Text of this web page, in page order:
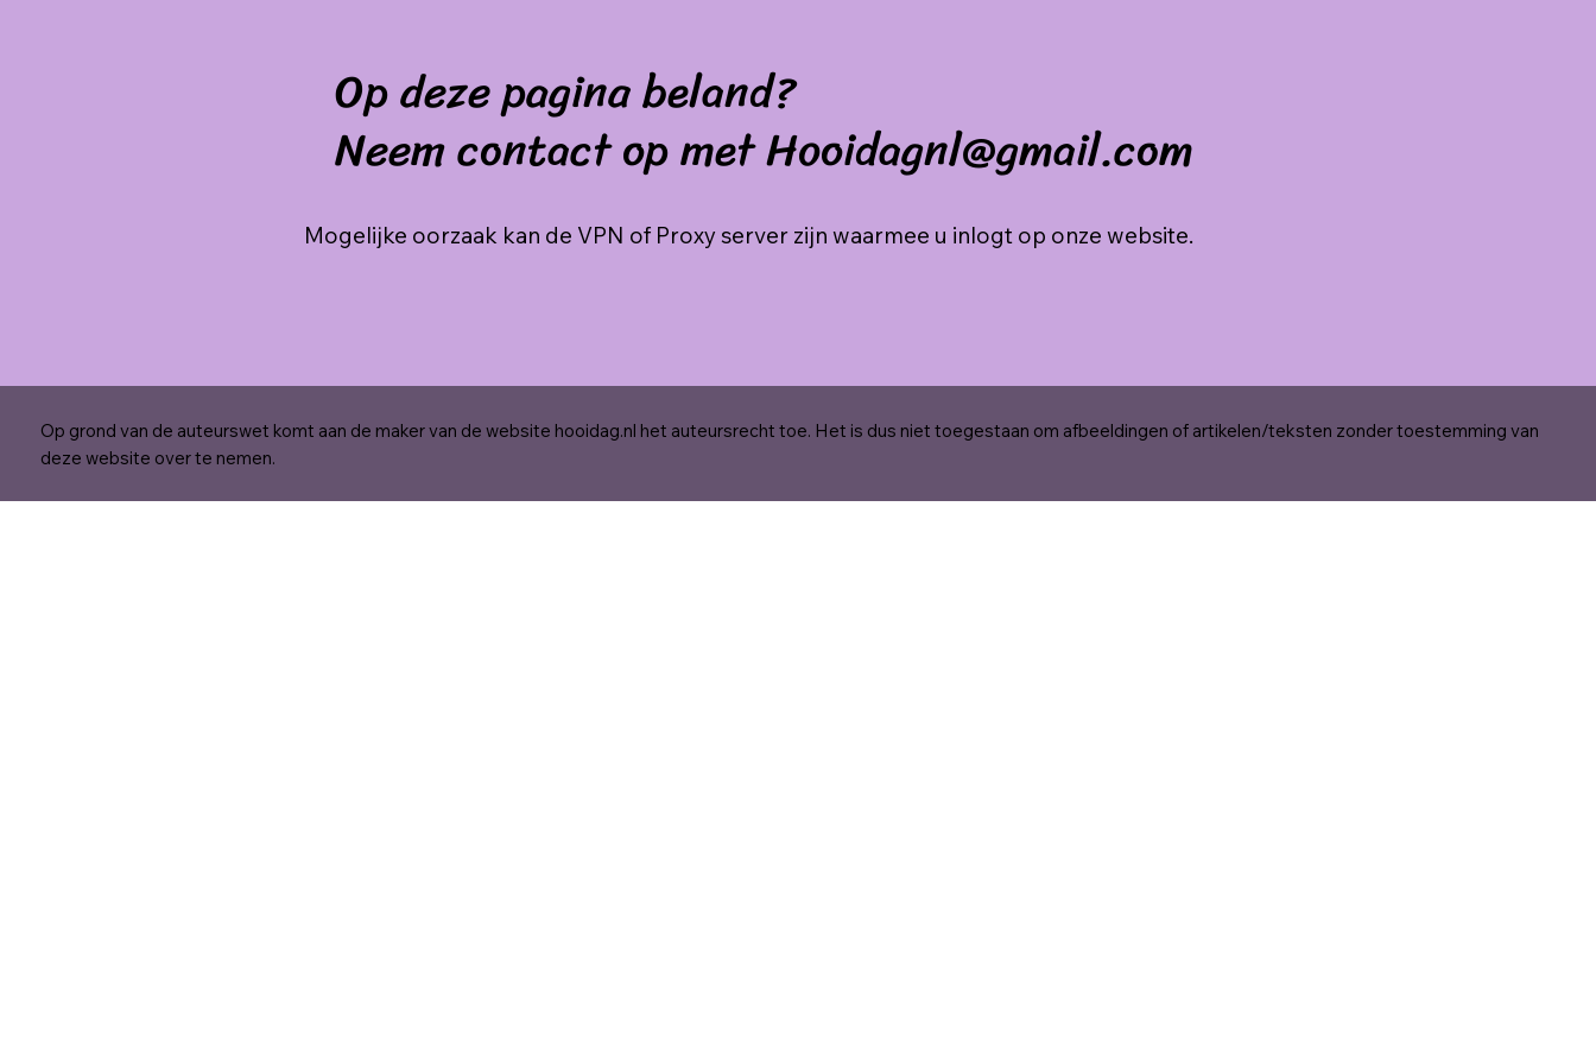
Op deze pagina beland?
Neem contact op met Hooidagnl@gmail.com
Mogelijke oorzaak kan de VPN of Proxy server zijn waarmee u inlogt op onze website.
Op grond van de auteurswet komt aan de maker van de website hooidag.nl het auteursrecht toe. Het is dus niet toegestaan om afbeeldingen of artikelen/teksten zonder toestemming van
deze website over te nemen.